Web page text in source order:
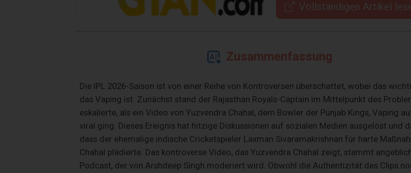
Vollständigen Artikel
Zusammenfassung
Die IPL 2026-Saison ist von einer Reihe von Kontroversen überschattet, wobei das
das Vaping ist. Zunächst stand der Rajasthan Royals-Captain im Mittelpunkt des
eskalierte, als ein Video von Yuzvendra Chahal, dem Bowler der Punjab Kings, Vaping
viral ging. Dieses Ereignis hat hitzige Diskussionen auf sozialen Medien ausgelöst und
dass der ehemalige indische Cricketspieler Laxman Sivaramakrishnan für harte
Chahal plädierte. Das kontroverse Video, das Yuzvendra Chahal zeigt, stammt
Podcast, der von Arshdeep Singh moderiert wird. Obwohl die Authentizität des Clips